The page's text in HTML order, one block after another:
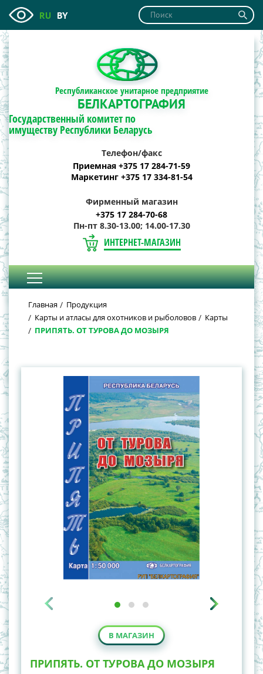
RU BY
Республиканское унитарное предприятие
БЕЛКАРТОГРАФИЯ
Государственный комитет по
имуществу Республики Беларусь
Телефон/факс
Приемная +375 17 284-71-59
Маркетинг +375 17 334-81-54
Фирменный магазин
+375 17 284-70-68
Пн-пт 8.30-13.00; 14.00-17.30
ИНТЕРНЕТ-МАГАЗИН
Главная
Продукция
Карты и атласы для охотников и рыболовов
Карты
ПРИПЯТЬ. ОТ ТУРОВА ДО МОЗЫРЯ
В МАГАЗИН
ПРИПЯТЬ. ОТ ТУРОВА ДО МОЗЫРЯ